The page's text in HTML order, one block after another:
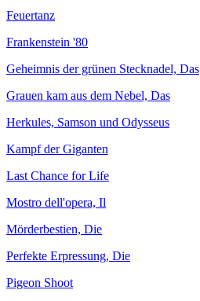
Feuertanz
Frankenstein '80
Geheimnis der grünen Stecknadel, Das
Grauen kam aus dem Nebel, Das
Herkules, Samson und Odysseus
Kampf der Giganten
Last Chance for Life
Mostro dell'opera, Il
Mörderbestien, Die
Perfekte Erpressung, Die
Pigeon Shoot